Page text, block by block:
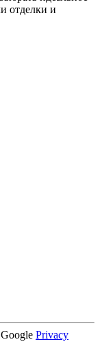
отделки и
Privacy